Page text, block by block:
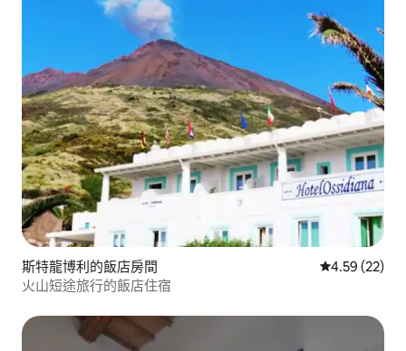
斯特龍博利的飯店房間 從 22 則評價
4.59 (22)
火山短途旅行的飯店住宿